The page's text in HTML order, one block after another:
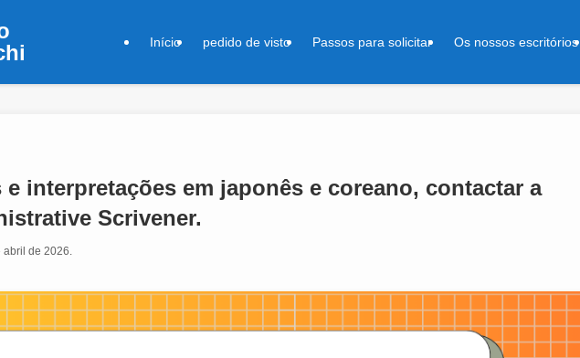
Início pedido de visto Passos para solicitar Os nossos escritórios
e interpretações em japonês e coreano, contactar a
Scrivener.
abril de 2026.